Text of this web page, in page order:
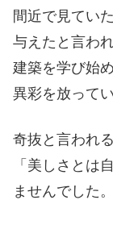
間近で見てい
与えたと言わ
建築を学び始
異彩を放って
奇抜と言われ
「美しさとは
ませんでした。